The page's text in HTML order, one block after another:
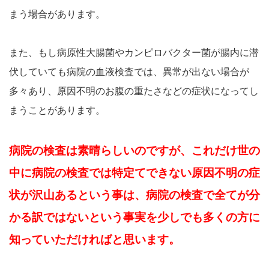
まう場合があります。
また、もし病原性大腸菌やカンピロバクター菌が腸内に潜
伏していても病院の血液検査では、異常が出ない場合が
多々あり、原因不明のお腹の重たさなどの症状になってし
まうことがあります。
病院の検査は素晴らしいのですが、これだけ世の
中に病院の検査では特定てできない原因不明の症
状が沢山あるという事は、病院の検査で全てが分
かる訳ではないという事実を少しでも多くの方に
知っていただければと思います。